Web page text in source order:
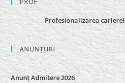
Profesionalizarea carierei
ANUNȚURI
Anunț Admitere 2026